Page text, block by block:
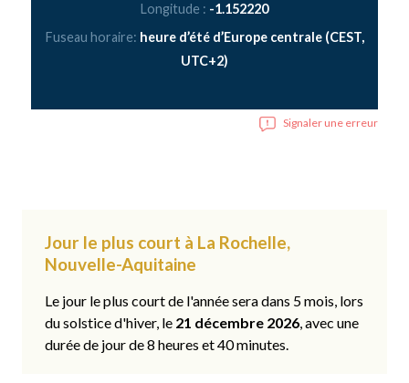
Longitude : -1.152220
Fuseau horaire: heure d’été d’Europe centrale (CEST,
UTC+2)
Signaler une erreur
Jour le plus court à La Rochelle,
Nouvelle-Aquitaine
Le jour le plus court de l'année sera dans 5 mois, lors
du solstice d'hiver, le 21 décembre 2026, avec une
durée de jour de 8 heures et 40 minutes.